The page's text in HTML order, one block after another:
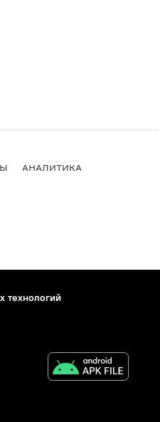
АНАЛИТИКА
технологий